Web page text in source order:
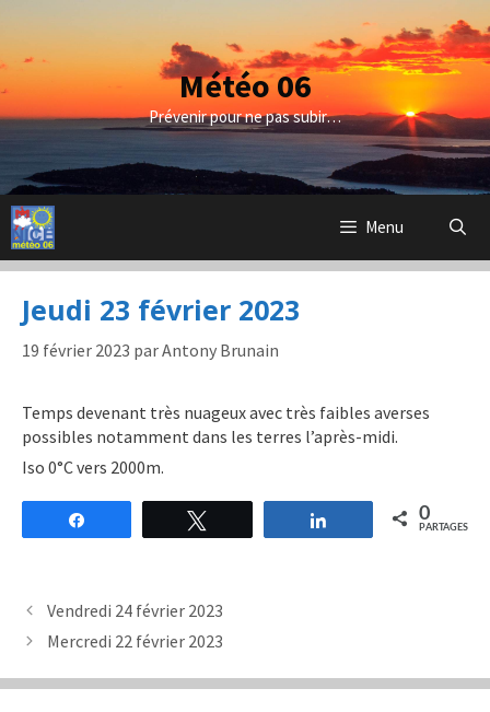
contenu
Météo 06
Prévenir pour ne pas subir…
Menu
Jeudi 23 février 2023
19 février 2023 parAntony Brunain
Temps devenant très nuageux avec très faibles averses
possibles notamment dans les terres l’après-midi.
Iso 0°C vers 2000m.
Partagez 0
PARTAGES
Vendredi 24 février 2023
Mercredi 22 février 2023